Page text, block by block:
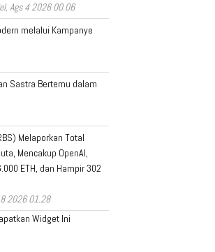
Ags 4 2026 00.06
melalui Kampanye
Sastra Bertemu dalam
Melaporkan Total
Mencakup OpenAI,
ETH, dan Hampir 302
8 2026 01.28
Widget Ini